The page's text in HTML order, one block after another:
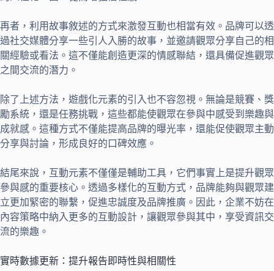
再者，利用故事敘述的方式來激發互動也相當有效。品牌可以透
過社交媒體分享一些引人入勝的故事，並邀請觀眾分享自己的相
關經驗或看法。這不僅能創造更深的情感聯結，還具備促進觀眾
之間交流的潛力。
除了上述方法，遊戲化元素的引入也不容忽視。無論是競賽、獎
勵系統，還是任務挑戰，這些都能使觀眾在參與中感受到樂趣與
成就感。這種方式不僅能提高品牌的曝光率，還能促使觀眾主動
分享與討論，形成良好的口碑效應。
結尾來說，互動元素不僅僅是輔助工具，它們事實上是提升觀眾
參與感的重要核心。透過多樣化的互動方式，品牌能夠與觀眾建
立更加緊密的聯繫，促進忠誠度及品牌推廣。因此，企業不妨在
內容策略中納入更多的互動設計，讓觀眾參與其中，享受資訊交
流的樂趣。
實時數據更新：提升報告即時性與相關性